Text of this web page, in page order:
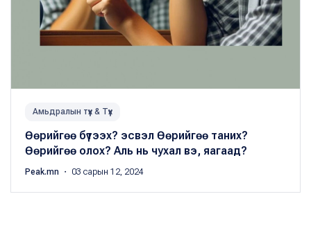
Амьдралын түүх & Түүх
Өөрийгөө бүтээх? эсвэл Өөрийгөө таних?
Өөрийгөө олох? Аль нь чухал вэ, яагаад?
Peak.mn ・ 03 сарын 12, 2024